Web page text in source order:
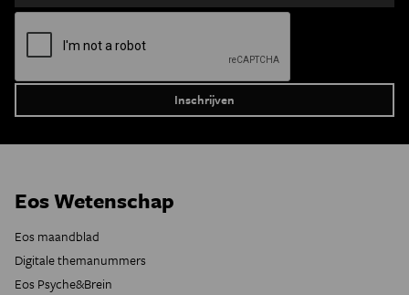
Eos Wetenschap
Eos maandblad
Digitale themanummers
Eos Psyche&Brein